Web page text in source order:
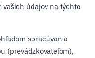
vašich údajov na týchto
spracúvania
(prevádzkovateľom),